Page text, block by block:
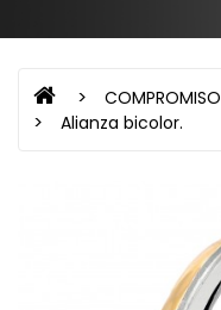
COMPROMISO
Alianza bicolor.